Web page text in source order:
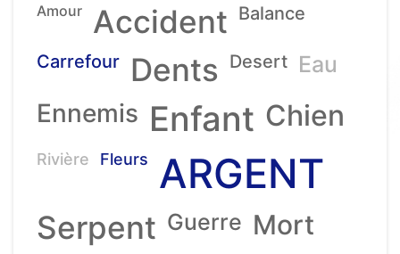
Amour Accident Balance
Carrefour Dents Desert Eau
Ennemis Enfant Chien
Rivière Fleurs ARGENT
Serpent Guerre Mort